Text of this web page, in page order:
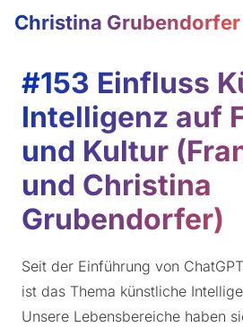
Christina Grubendorfer
#153 Einfluss
Intelligenz auf
und Kultur
und Christina
Grubendorfer)
Seit der Einführung von
ist das Thema künstliche
Unsere Lebensbereiche haben